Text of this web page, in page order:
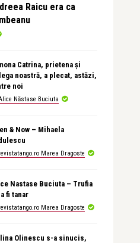
Raicu era ca
Catrina, prietena și
noastră, a plecat, astăzi,
noi
Năstase Buciuta
& Now – Mihaela
Marea Dragoste
Nastase Buciuta – Trufia
fi tanar
Marea Dragoste
Olinescu s-a sinucis,